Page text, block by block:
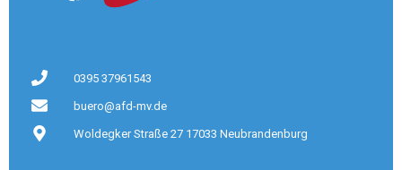
0395 37961543
buero@afd-mv.de
Woldegker Straße 27 17033 Neubrandenburg